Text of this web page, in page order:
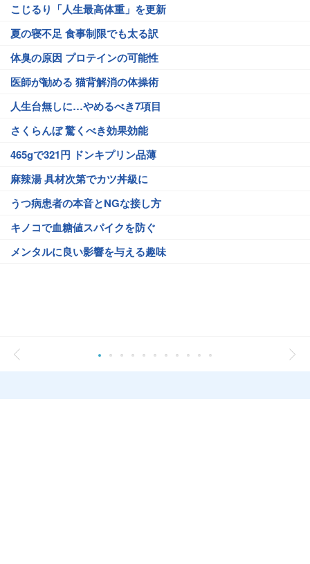
こじるり「人生最高体重」を更新
夏の寝不足 食事制限でも太る訳
体臭の原因 プロテインの可能性
医師が勧める 猫背解消の体操術
人生台無しに…やめるべき7項目
さくらんぼ 驚くべき効果効能
465gで321円 ドンキプリン品薄
麻辣湯 具材次第でカツ丼級に
うつ病患者の本音とNGな接し方
キノコで血糖値スパイクを防ぐ
メンタルに良い影響を与える趣味